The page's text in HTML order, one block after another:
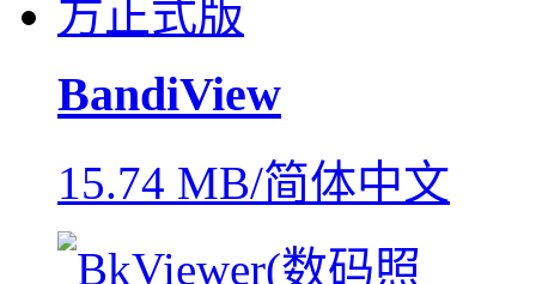
BandiView
15.74 MB/简体中文